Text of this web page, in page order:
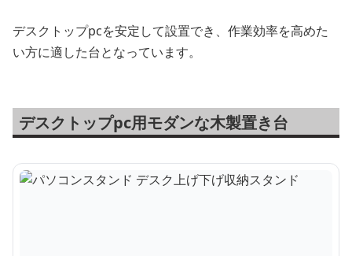
デスクトップpcを安定して設置でき、作業効率を高めた
い方に適した台となっています。
デスクトップpc用モダンな木製置き台